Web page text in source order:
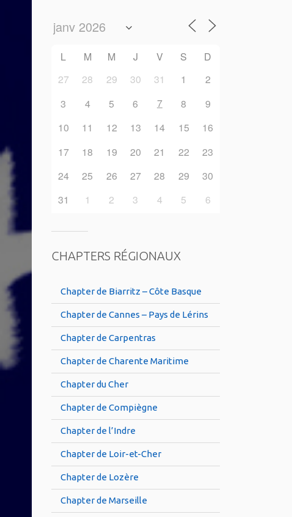
L M M J V S
D
27
28 29 30 31 1
2
3
4 5 6 7 8
9
10
11 12 13 14 15
16
17
18 19 20 21 22
23
24
25 26 27 28 29
30
31
1 2 3 4 5 6
CHAPTERS RÉGIONAUX
Chapter de Biarritz – Côte Basque
Chapter de Cannes – Pays de Lérins
Chapter de Carpentras
Chapter de Charente Maritime
Chapter du Cher
Chapter de Compiègne
Chapter de l’Indre
Chapter de Loir-et-Cher
Chapter de Lozère
Chapter de Marseille